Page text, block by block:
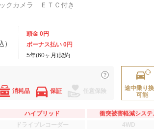
クカメラ ＥＴＣ付き
）
頭金 0円
ボーナス払い 0円
5年(60ヶ月)契約
消耗品 保証 任意保険
途中乗り換
可能
ハイブリッド 衝突被害軽減システ
ドライブレコーダー 4WD